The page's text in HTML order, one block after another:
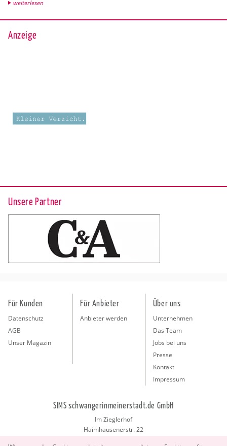
wei­ter­le­sen
Anzeige
Unsere Partner
Für Kunden
Datenschutz
AGB
Unser Magazin
Für Anbieter
Anbieter werden
Über uns
Unternehmen
Das Team
Jobs bei uns
Presse
Kontakt
Impressum
SIMS schwangerinmeinerstadt.de GmbH
Im Zieglerhof
Haimhausenerstr. 22